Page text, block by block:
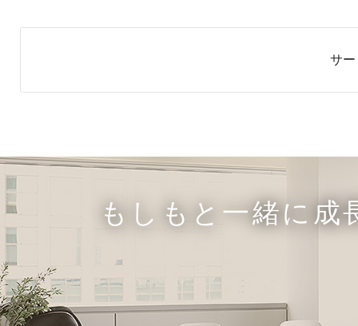
サ
もしもと一緒に成